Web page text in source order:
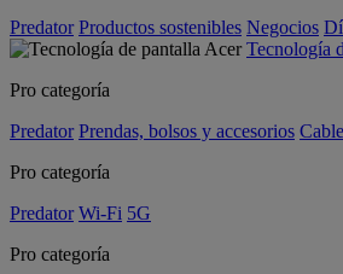
Predator Productos sostenibles Negocios
Tecnología
Pro categoría
Predator Prendas, bolsos y accesorios
Pro categoría
Predator Wi-Fi 5G
Pro categoría